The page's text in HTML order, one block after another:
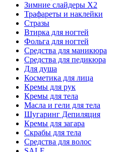
Зимние слайдеры Х2
Трафареты и наклейки
Стразы
Втирка для ногтей
Фольга для ногтей
Средства для маникюра
Средства для педикюра
Для душа
Косметика для лица
Кремы для рук
Кремы для тела
Масла и гели для тела
Шугаринг Депиляция
Кремы для загара
Скрабы для тела
Средства для волос